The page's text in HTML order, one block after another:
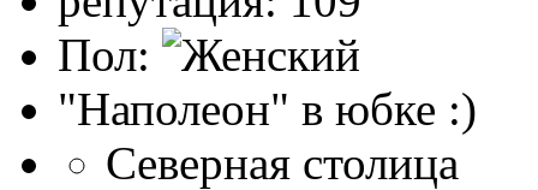
Пол:
"Наполеон" в юбке :)
Северная столица